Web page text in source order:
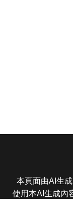
本頁面由AI生
使用本AI生成內